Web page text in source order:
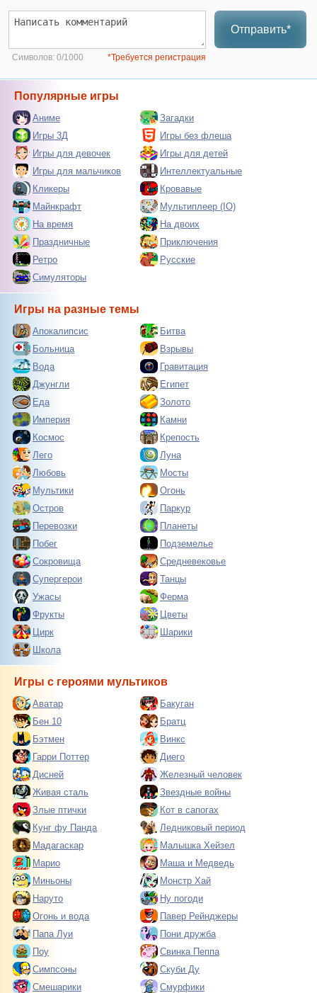
Отправить*
Символов: 0/1000 *Требуется регистрация
Популярные игры
Аниме
Загадки
Игры 3Д
Игры без флеша
Игры для девочек
Игры для детей
Игры для мальчиков
Интеллектуальные
Кликеры
Кровавые
Майнкрафт
Мультиплеер (IO)
На время
На двоих
Праздничные
Приключения
Ретро
Русские
Симуляторы
Игры на разные темы
Апокалипсис
Битва
Больница
Взрывы
Вода
Гравитация
Джунгли
Египет
Еда
Золото
Империя
Камни
Космос
Крепость
Лего
Луна
Любовь
Мосты
Мультики
Огонь
Остров
Паркур
Перевозки
Планеты
Побег
Подземелье
Сокровища
Средневековье
Супергерои
Танцы
Ужасы
Ферма
Фрукты
Цветы
Цирк
Шарики
Школа
Игры с героями мультиков
Аватар
Бакуган
Бен 10
Братц
Бэтмен
Винкс
Гарри Поттер
Диего
Дисней
Железный человек
Живая сталь
Звездные войны
Злые птички
Кот в сапогах
Кунг фу Панда
Ледниковый период
Мадагаскар
Малышка Хейзел
Марио
Маша и Медведь
Миньоны
Монстр Хай
Наруто
Ну погоди
Огонь и вода
Павер Рейнджеры
Папа Луи
Пони дружба
Поу
Свинка Пеппа
Симпсоны
Скуби Ду
Смешарики
Смурфики